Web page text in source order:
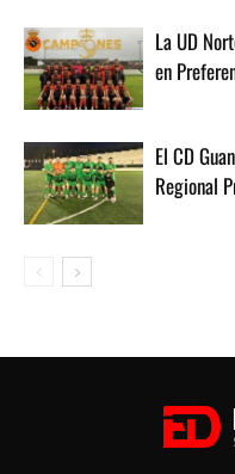
La UD
en
El CD
Regional